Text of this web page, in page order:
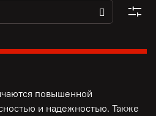
повышенной
и надежностью. Также